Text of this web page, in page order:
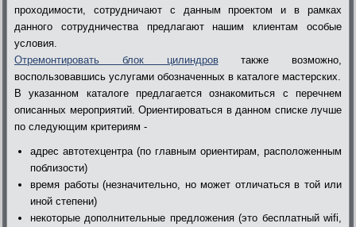
проходимости, сотрудничают с данным проектом и в рамках
данного сотрудничества предлагают нашим клиентам особые
условия.
Отремонтировать блок цилиндровтакже возможно,
воспользовавшись услугами обозначенных в каталоге мастерских.
В указанном каталоге предлагается ознакомиться с перечнем
описанных мероприятий. Ориентироваться в данном списке лучше
по следующим критериям -
адрес автотехцентра (по главным ориентирам, расположенным
поблизости)
время работы (незначительно, но может отличаться в той или
иной степени)
некоторые дополнительные предложения (это бесплатный wifi,